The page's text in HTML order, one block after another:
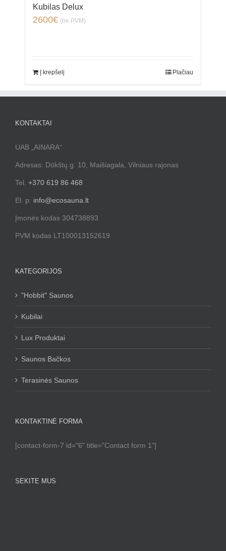
Kubilas Delux
2600€ (be PVM)
Į krepšelį Plačiau
KONTAKTAI
UAB „AINARA“
Adresas: Dūkštų g. 10, Maišiagala, Vilniaus rajonas
Tel. +370 619 86 468
El. p: info@ecosauna.lt
Įmonės kodas 304738893
PVM kodas LT100013152619
KATEGORIJOS
"Hobbit" Saunos
Kubilai
Lux Produktai
Saunos Bačkos
Terasinės Saunos
KONTAKTINĖ FORMA
[contact-form-7 id="6" title="Contact form 1"]
SEKITE MUS